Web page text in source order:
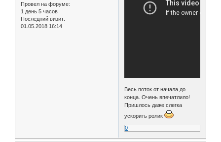
Провел на форуме:
1 день 5 часов
Последний визит:
01.05.2018 16:14
Весь поток от начала до
конца. Очень впечатлило!
Пришлось даже слегка
ускорить ролик
0